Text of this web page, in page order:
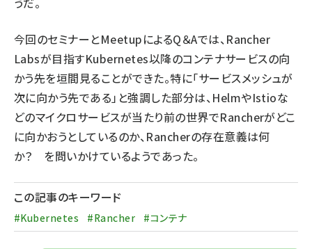
今回のセミナーとMeetupによるQ＆Aでは、Rancher
Labsが目指すKubernetes以降のコンテナサービスの向
かう先を垣間見ることができた。特に「サービスメッシュが
次に向かう先である」と強調した部分は、HelmやIstioな
どのマイクロサービスが当たり前の世界でRancherがどこ
に向かおうとしているのか、Rancherの存在意義は何
か？ を問いかけているようであった。
この記事のキーワード
#Kubernetes #Rancher #コンテナ